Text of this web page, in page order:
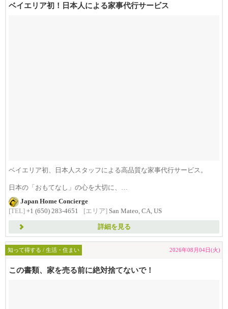
ベイエリア初！日本人による家事代行サービス
ベイエリア初、日本人スタッフによる高品質な家事代行サービス。
日本の「おもてなし」の心を大切に、
日...
Japan Home Concierge
[TEL] +1 (650) 283-4651 [エリア] San Mateo, CA, US
詳細を見る
知って得する / 生活・住まい 2026年08月04日(火)
この書類、家を売る前に絶対捨てないで！